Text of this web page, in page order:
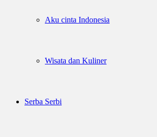
Aku cinta Indonesia
Wisata dan Kuliner
Serba Serbi